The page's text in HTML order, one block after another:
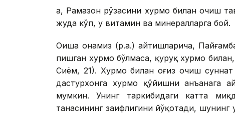
Ҳа, Рамазон рўзасини хурмо билан очиш
жуда кўп, у витамин ва минералларга бой.
Оиша онамиз (р.а.) айтишларича,
пишган хурмо бўлмаса, қуруқ хурмо
Сиём, 21). Хурмо билан оғиз очиш
дастурхонга хурмо қўйишни анъанага
мумкин. Унинг таркибидаги катта
танасининг заифлигини йўқотади,